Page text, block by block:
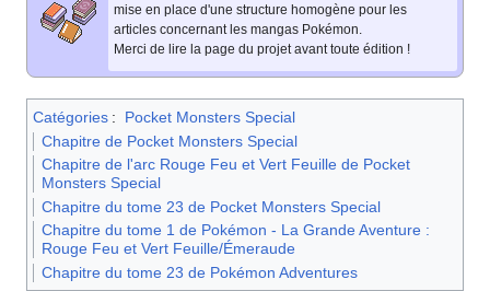
mise en place d'une structure homogène pour les
articles concernant les mangas Pokémon.
Merci de lire la page du projet avant toute édition !
Catégories :
Pocket Monsters Special
Chapitre de Pocket Monsters Special
Chapitre de l'arc Rouge Feu et Vert Feuille de Pocket
Monsters Special
Chapitre du tome 23 de Pocket Monsters Special
Chapitre du tome 1 de Pokémon - La Grande Aventure :
Rouge Feu et Vert Feuille/Émeraude
Chapitre du tome 23 de Pokémon Adventures